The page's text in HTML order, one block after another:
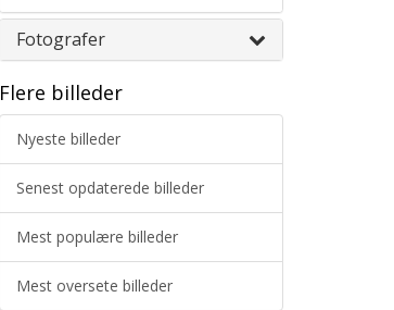
Fotografer
Flere billeder
Nyeste billeder
Senest opdaterede billeder
Mest populære billeder
Mest oversete billeder